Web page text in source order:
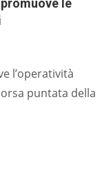
l’operatività
puntata della